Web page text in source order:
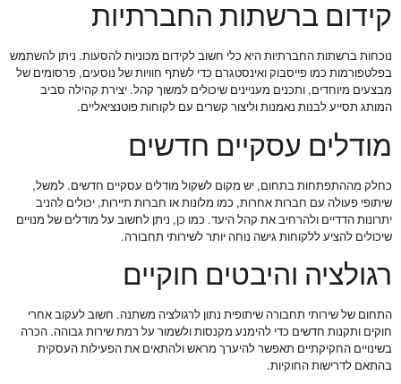
קידום ברשתות החברתיות
נוכחות ברשתות החברתיות היא כלי חשוב לקידום מכוניות להסעות. ניתן להשתמש
בפלטפורמות כמו פייסבוק ואינסטגרם כדי לשתף חוויות של נוסעים, פרסומים של
מבצעים מיוחדים, ותכנים מעניינים שיכולים למשוך קהל. יצירת קהילה סביב
המותג תסייע לבנות נאמנות וליצור קשרים עם לקוחות פוטנציאליים.
מודלים עסקיים חדשים
כחלק מההתפתחות בתחום, יש מקום לשקול מודלים עסקיים חדשים. למשל,
שיתופי פעולה עם חברות אחרות, כמו מלונות או חברות תיירות, יכולים להניב
יתרונות הדדיים ולהרחיב את קהל היעד. כמו כן, ניתן לחשוב על מודלים של מנויים
שיכולים להציע ללקוחות גישה נוחה יותר לשירותי תחבורה.
רגולציה והיבטים חוקיים
התחום של שירותי תחבורה שיתופית נתון לרגולציה משתנה. חשוב לעקוב אחרי
חוקים ותקנות חדשים כדי להימנע מקנסות ולשמור על רמת שירות גבוהה. הכרה
בשינויים החקיקתיים תאפשר להיערך מראש ולהתאים את הפעילות העסקית
בהתאם לדרישות החוקיות.